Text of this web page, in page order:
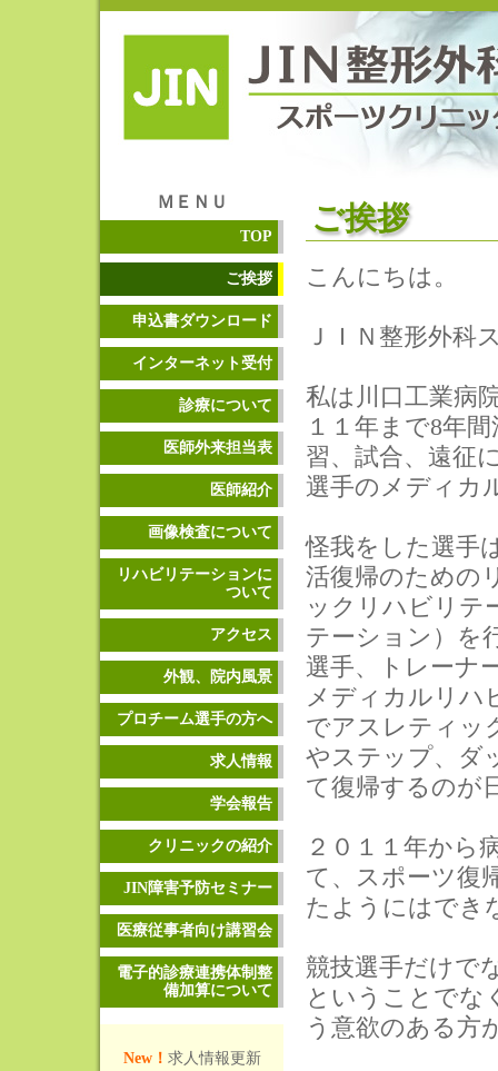
ＭＥＮＵ
TOP
ご挨拶
申込書ダウンロード
インターネット受付
診療について
医師外来担当表
医師紹介
画像検査について
リハビリテーションに
ついて
アクセス
外観、院内風景
プロチーム選手の方へ
求人情報
学会報告
クリニックの紹介
JIN障害予防セミナー
医療従事者向け講習会
電子的診療連携体制整
備加算について
New！ 求人情報更新
ご挨拶
こんにちは。
ＪＩＮ整形外科
私は川口工業病
１１年まで8年
習、試合、遠征
選手のメディカ
怪我をした選手
活復帰のための
ックリハビリテ
テーション）を
選手、トレーナ
メディカルリハ
でアスレティッ
やステップ、ダ
て復帰するのが
２０１１年から
て、スポーツ復
たようにはでき
競技選手だけで
ということでな
う意欲のある方